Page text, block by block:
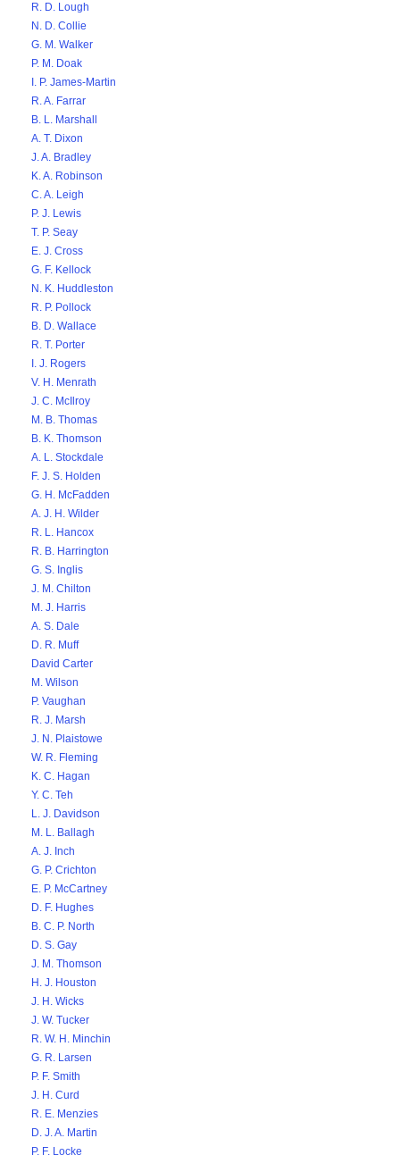
R. D. Lough
N. D. Collie
G. M. Walker
P. M. Doak
I. P. James-Martin
R. A. Farrar
B. L. Marshall
A. T. Dixon
J. A. Bradley
K. A. Robinson
C. A. Leigh
P. J. Lewis
T. P. Seay
E. J. Cross
G. F. Kellock
N. K. Huddleston
R. P. Pollock
B. D. Wallace
R. T. Porter
I. J. Rogers
V. H. Menrath
J. C. McIlroy
M. B. Thomas
B. K. Thomson
A. L. Stockdale
F. J. S. Holden
G. H. McFadden
A. J. H. Wilder
R. L. Hancox
R. B. Harrington
G. S. Inglis
J. M. Chilton
M. J. Harris
A. S. Dale
D. R. Muff
David Carter
M. Wilson
P. Vaughan
R. J. Marsh
J. N. Plaistowe
W. R. Fleming
K. C. Hagan
Y. C. Teh
L. J. Davidson
M. L. Ballagh
A. J. Inch
G. P. Crichton
E. P. McCartney
D. F. Hughes
B. C. P. North
D. S. Gay
J. M. Thomson
H. J. Houston
J. H. Wicks
J. W. Tucker
R. W. H. Minchin
G. R. Larsen
P. F. Smith
J. H. Curd
R. E. Menzies
D. J. A. Martin
P. F. Locke